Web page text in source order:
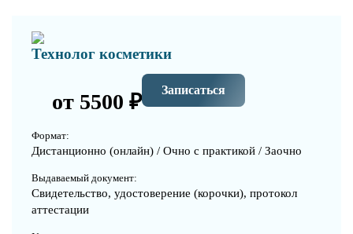
Технолог косметики
от 5500 ₽ Записаться
Формат:
Дистанционно (онлайн) / Очно с практикой / Заочно
Выдаваемый документ:
Свидетельство, удостоверение (корочки), протокол
аттестации